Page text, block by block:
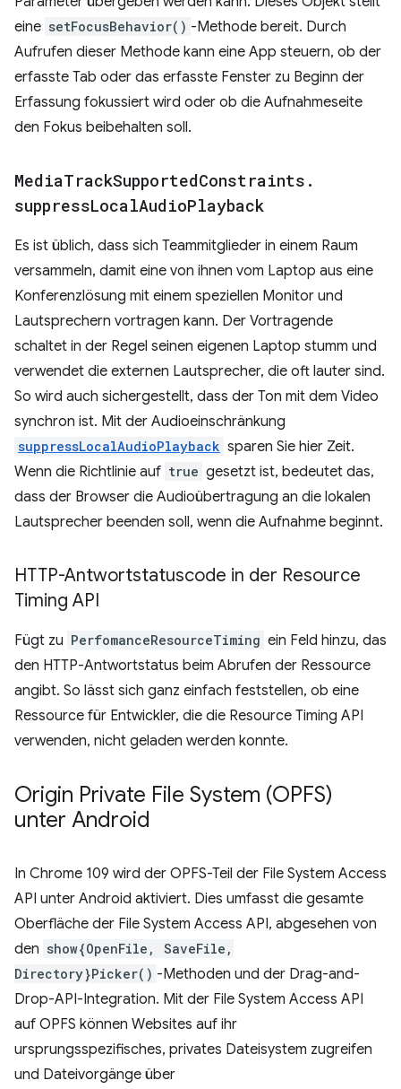
eine setFocusBehavior() -Methode bereit. Durch
Aufrufen dieser Methode kann eine App steuern, ob der
erfasste Tab oder das erfasste Fenster zu Beginn der
Erfassung fokussiert wird oder ob die Aufnahmeseite
den Fokus beibehalten soll.
MediaTrackSupportedConstraints .
suppressLocalAudioPlayback
Es ist üblich, dass sich Teammitglieder in einem Raum
versammeln, damit eine von ihnen vom Laptop aus eine
Konferenzlösung mit einem speziellen Monitor und
Lautsprechern vortragen kann. Der Vortragende
schaltet in der Regel seinen eigenen Laptop stumm und
verwendet die externen Lautsprecher, die oft lauter sind.
So wird auch sichergestellt, dass der Ton mit dem Video
synchron ist. Mit der Audioeinschränkung
suppressLocalAudioPlayback sparen Sie hier Zeit.
Wenn die Richtlinie auf true gesetzt ist, bedeutet das,
dass der Browser die Audioübertragung an die lokalen
Lautsprecher beenden soll, wenn die Aufnahme beginnt.
HTTP-Antwortstatuscode in der Resource
Timing API
Fügt zu PerfomanceResourceTiming ein Feld hinzu, das
den HTTP-Antwortstatus beim Abrufen der Ressource
angibt. So lässt sich ganz einfach feststellen, ob eine
Ressource für Entwickler, die die Resource Timing API
verwenden, nicht geladen werden konnte.
Origin Private File System (OPFS)
unter Android
In Chrome 109 wird der OPFS-Teil der File System Access
API unter Android aktiviert. Dies umfasst die gesamte
Oberfläche der File System Access API, abgesehen von
den show{OpenFile, SaveFile,
Directory}Picker() -Methoden und der Drag-and-
Drop-API-Integration. Mit der File System Access API
auf OPFS können Websites auf ihr
ursprungsspezifisches, privates Dateisystem zugreifen
und Dateivorgänge über